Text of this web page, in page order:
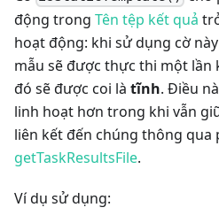
động trong Tên tệp kết quả
hoạt động: khi sử dụng cờ
mẫu sẽ được thực thi một lần
đó sẽ được coi là tĩnh. Điều
linh hoạt hơn trong khi vẫn
liên kết đến chúng thông qua
getTaskResultsFile.
Ví dụ sử dụng: